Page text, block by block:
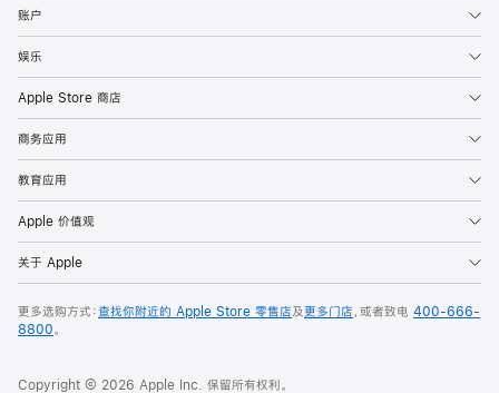
账户
娱乐
Apple Store 商店
商务应用
教育应用
Apple 价值观
关于 Apple
更多选购方式：查找你附近的 Apple Store 零售店及更多门店，或者致电 400-666-
8800。
Copyright © 2026 Apple Inc. 保留所有权利。